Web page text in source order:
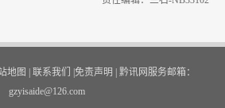
地图 | 联系我们 |免责声明 | 黔讯网服务邮箱：
gzyisaide@126.com